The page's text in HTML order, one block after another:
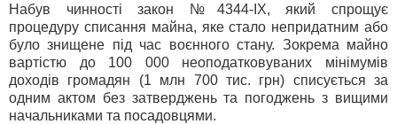
Набув чинності закон №4344-IX, який спрощує
процедуру списання майна, яке стало непридатним або
було знищене під час воєнного стану. Зокрема майно
вартістю до 100 000 неоподатковуваних мінімумів
доходів громадян (1 млн 700 тис. грн) списується за
одним актом без затверджень та погоджень з вищими
начальниками та посадовцями.